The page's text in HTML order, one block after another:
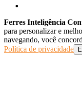
Ferres Inteligência
para personalizar e
navegando, você
Política de privacidade